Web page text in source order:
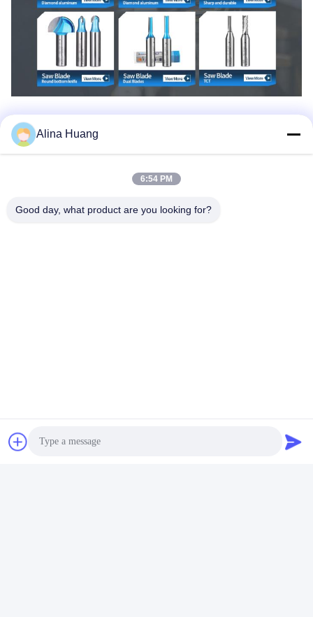
Bedrijfsprofiel
Alina Huang
6:54 PM
Good day, what product are you looking for?